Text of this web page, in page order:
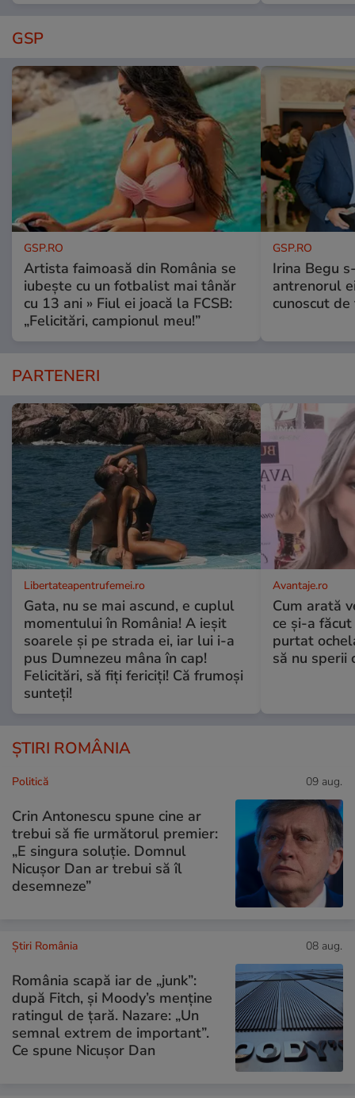
GSP
GSP.RO
Artista faimoasă din România se
iubește cu un fotbalist mai tânăr
cu 13 ani » Fiul ei joacă la FCSB:
„Felicitări, campionul meu!”
GSP.RO
Irina Begu
antrenorul
cunoscut de
PARTENERI
Libertateapentrufemei.ro
Gata, nu se mai ascund, e cuplul
momentului în România! A ieșit
soarele și pe strada ei, iar lui i-a
pus Dumnezeu mâna în cap!
Felicitări, să fiți fericiți! Că frumoși
sunteți!
Avantaje.ro
Cum arată
ce și-a
purtat
să nu sperii
ȘTIRI ROMÂNIA
Politică 09 aug.
Crin Antonescu spune cine ar
trebui să fie următorul premier:
„E singura soluție. Domnul
Nicușor Dan ar trebui să îl
desemneze”
Știri România 08 aug.
România scapă iar de „junk”:
după Fitch, și Moody’s menține
ratingul de țară. Nazare: „Un
semnal extrem de important”.
Ce spune Nicușor Dan